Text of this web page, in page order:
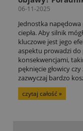
06-11-2025
Jednostka
ciepła. Aby silnik
kluczowe jest jego
aspektu prowadzi do
konsekwencjami,
pęknięcie głowicy
zazwyczaj bardzo
czytaj całość »